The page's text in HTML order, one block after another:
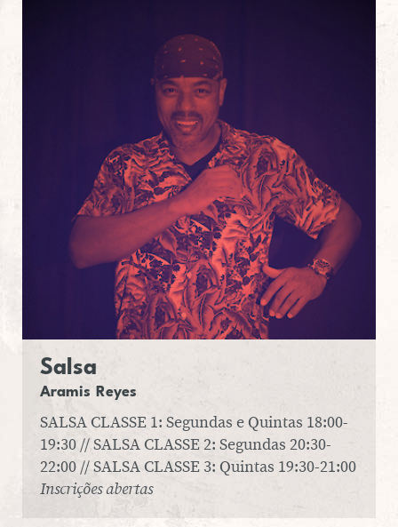
Salsa
Aramis Reyes
SALSA CLASSE 1: Segundas e Quintas 18:00-
19:30 // SALSA CLASSE 2: Segundas 20:30-
22:00 // SALSA CLASSE 3: Quintas 19:30-21:00
Inscrições abertas